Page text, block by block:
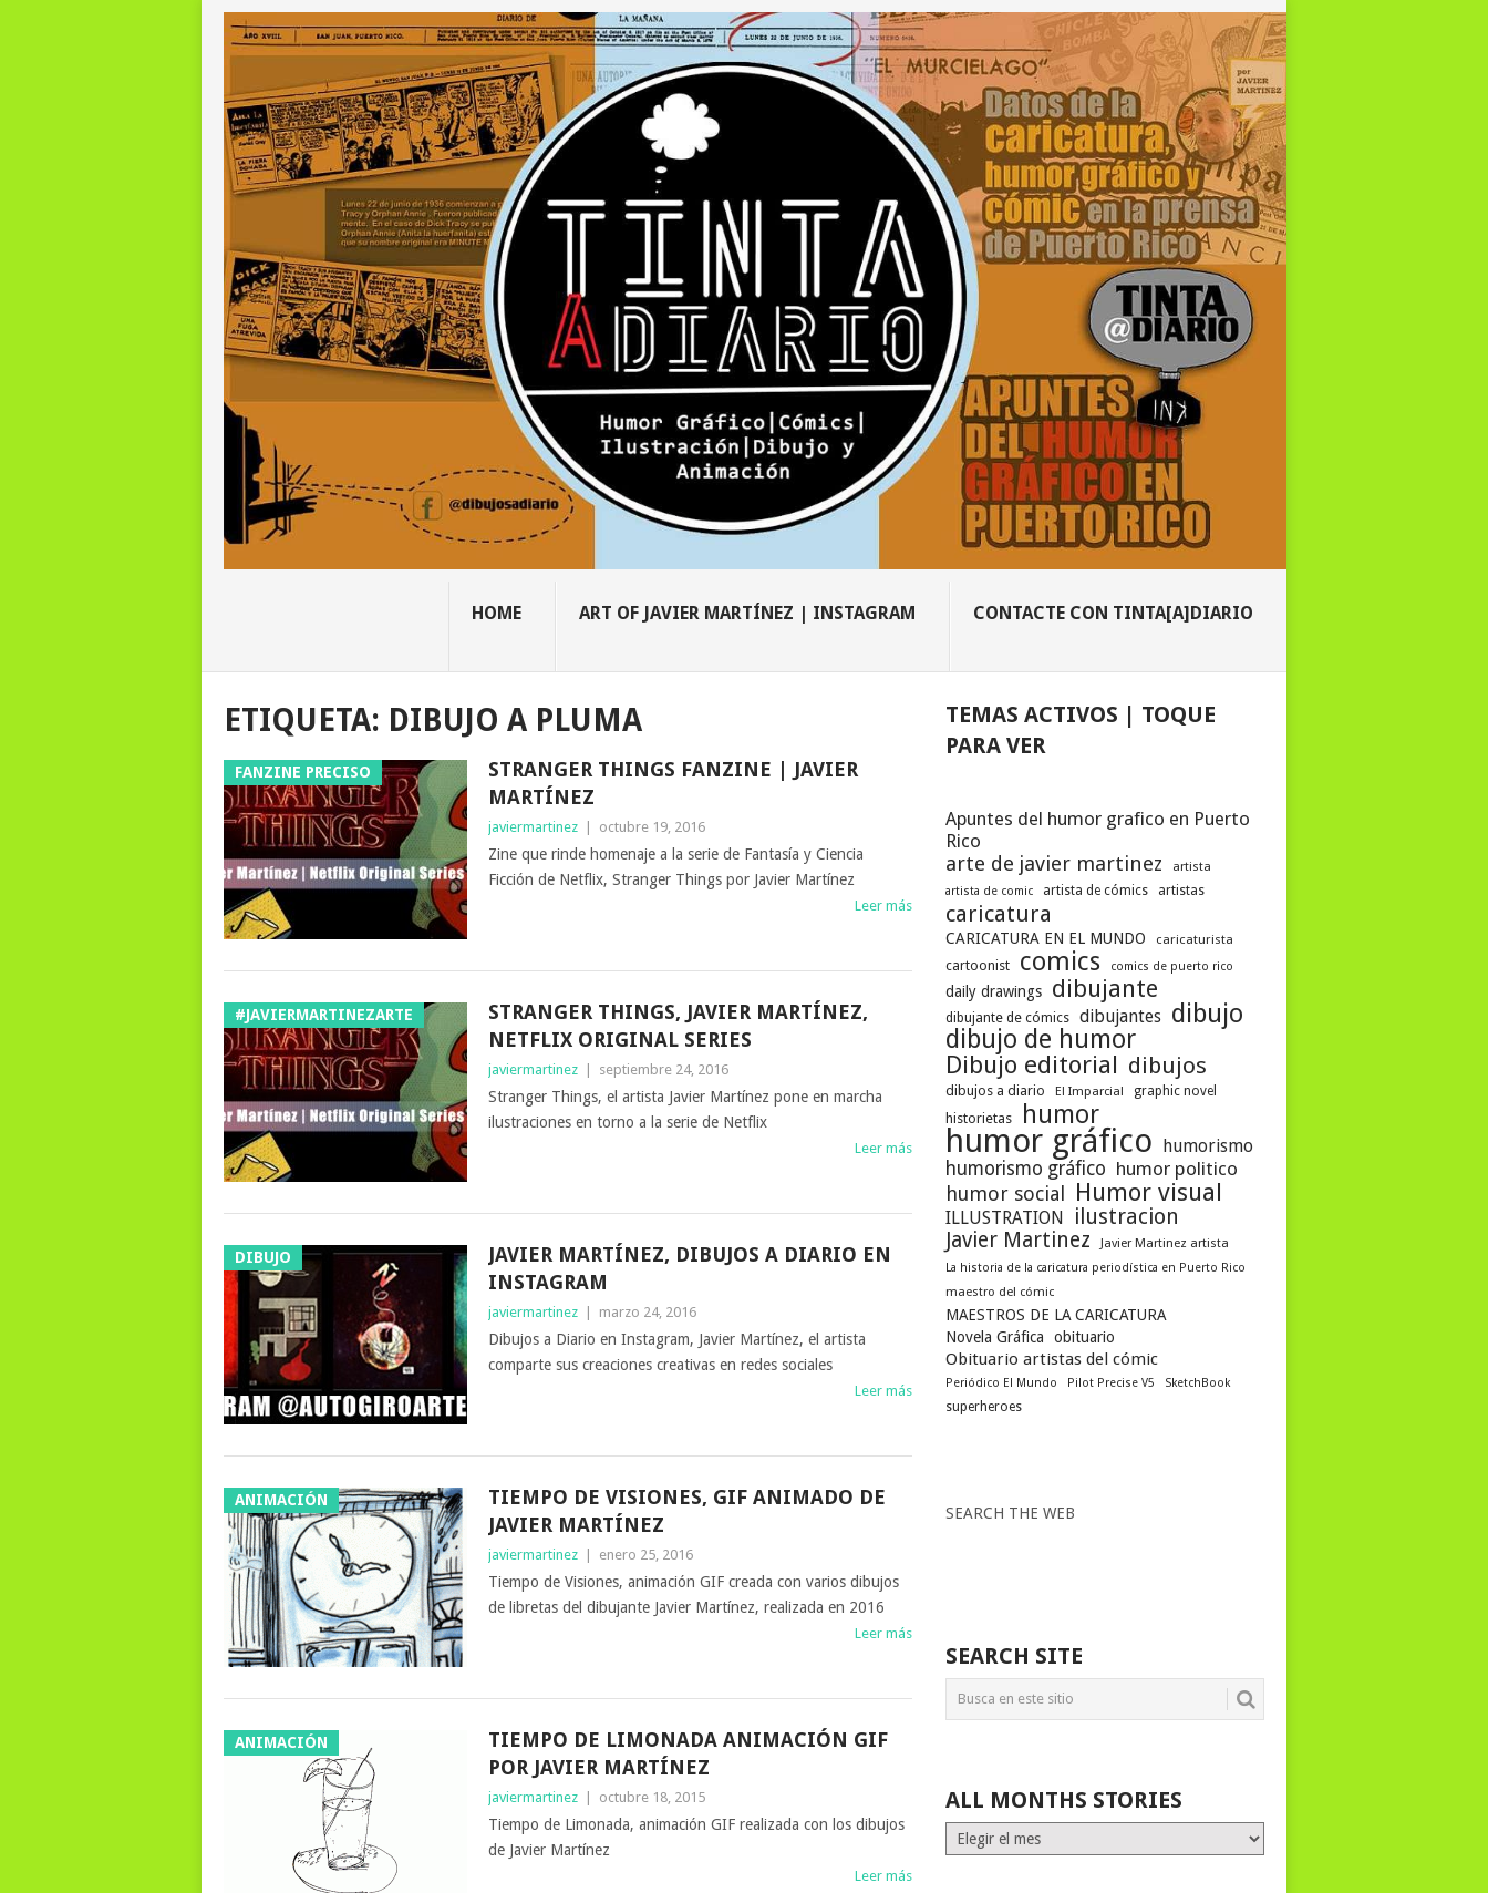
HOME ART OF JAVIER MARTÍNEZ | INSTAGRAM CONTACTE CON TINTA[A]DIARIO
ETIQUETA: DIBUJO A PLUMA
FANZINE PRECISO
STRANGER THINGS FANZINE | JAVIER
MARTÍNEZ
javiermartinez | octubre 19, 2016
Zine que rinde homenaje a la serie de Fantasía y Ciencia
Ficción de Netflix, Stranger Things por Javier Martínez
Leer más
#JAVIERMARTINEZARTE
STRANGER THINGS, JAVIER MARTÍNEZ,
NETFLIX ORIGINAL SERIES
javiermartinez | septiembre 24, 2016
Stranger Things, el artista Javier Martínez pone en marcha
ilustraciones en torno a la serie de Netflix
Leer más
DIBUJO
JAVIER MARTÍNEZ, DIBUJOS A DIARIO EN
INSTAGRAM
javiermartinez | marzo 24, 2016
Dibujos a Diario en Instagram, Javier Martínez, el artista
comparte sus creaciones creativas en redes sociales
Leer más
ANIMACIÓN
TIEMPO DE VISIONES, GIF ANIMADO DE
JAVIER MARTÍNEZ
javiermartinez | enero 25, 2016
Tiempo de Visiones, animación GIF creada con varios dibujos
de libretas del dibujante Javier Martínez, realizada en 2016
Leer más
ANIMACIÓN
TIEMPO DE LIMONADA ANIMACIÓN GIF
POR JAVIER MARTÍNEZ
javiermartinez | octubre 18, 2015
Tiempo de Limonada, animación GIF realizada con los dibujos
de Javier Martínez
Leer más
TEMAS ACTIVOS | TOQUE
PARA VER
Apuntes del humor grafico en Puerto
Rico
arte de javier martinez
artista
artista de comic
artista de cómics artistas
caricatura
CARICATURA EN EL MUNDO caricaturista
cartoonist comics comics de puerto rico
daily drawings dibujante
dibujante de cómics dibujantes dibujo
dibujo de humor
Dibujo editorial dibujos
dibujos a diario El Imparcial graphic novel
historietas humor
humor gráfico humorismo
humorismo gráfico humor politico
humor social Humor visual
ILLUSTRATION
ilustracion
Javier Martinez
Javier Martinez artista
La historia de la caricatura periodística en Puerto Rico
maestro del cómic
MAESTROS DE LA CARICATURA
Novela Gráfica
obituario
Obituario artistas del cómic
Periódico El Mundo Pilot Precise V5 SketchBook
superheroes
SEARCH THE WEB
SEARCH SITE
ALL MONTHS STORIES
ALL
MONTHS